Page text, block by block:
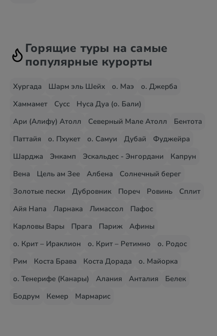
Горящие туры на самые
популярные курорты
Хургада Шарм эль Шейх о. Маэ
о. Джерба
Хаммамет
Сусс
Нуса Дуа (о. Бали)
Ари (Алифу) Атолл
Северный Мале Атолл
Бентота
Паттайя
о. Пхукет о. Самуи Дубай
Фуджейра
Шарджа
Энкамп Эскальдес - Энгордани
Капрун
Вена
Цель ам Зее Албена
Солнечный берег
Золотые пески
Дубровник Пореч Ровинь
Сплит
Айя Напа
Ларнака Лимассол
Пафос
Карловы Вары
Прага Париж
Афины
о. Крит – Ираклион
о. Крит – Ретимно
о. Родос
Рим
Коста Брава Коста Дорада
о. Майорка
о. Тенерифе (Канары)
Алания Анталия
Белек
Бодрум
Кемер Мармарис